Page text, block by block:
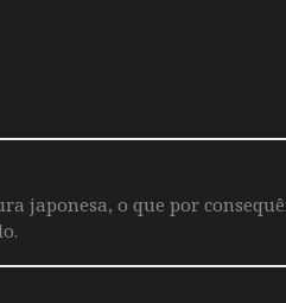
japonesa, o que por